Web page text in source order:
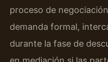
proceso de
demanda formal,
durante la fase de